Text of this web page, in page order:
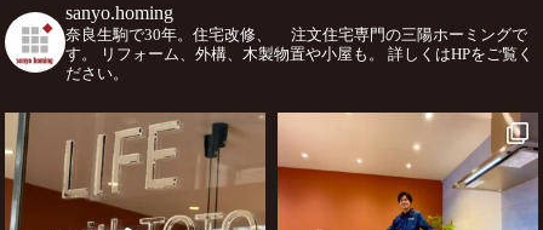
sanyo.homing
奈良生駒で30年。住宅改修、
注文住宅専門の三陽ホーミングで
す。
リフォーム、外構、木製物置や小屋も。
詳しくはHPをご覧く
ださい。